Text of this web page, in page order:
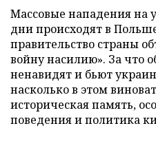
Массовые нападения на
дни происходят в
правительство страны
войну насилию». За что
ненавидят и бьют
насколько в этом
историческая память,
поведения и политика